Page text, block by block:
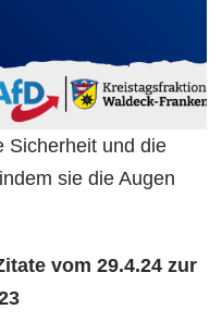
Sicherheit und die
sie die Augen
vom 29.4.24 zur